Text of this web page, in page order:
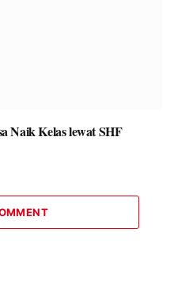
Naik Kelas lewat SHF